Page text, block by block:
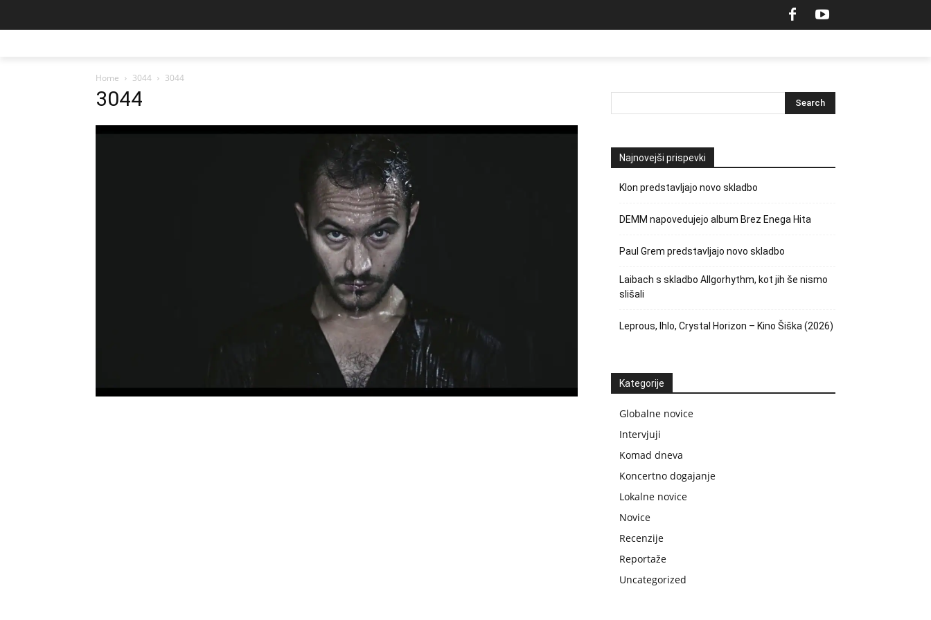
Home 3044 3044
3044
Najnovejši prispevki
Klon predstavljajo novo skladbo
DEMM napovedujejo album Brez Enega Hita
Paul Grem predstavljajo novo skladbo
Laibach s skladbo Allgorhythm, kot jih še nismo
slišali
Leprous, Ihlo, Crystal Horizon – Kino Šiška (2026)
Kategorije
Globalne novice
Intervjuji
Komad dneva
Koncertno dogajanje
Lokalne novice
Novice
Recenzije
Reportaže
Uncategorized